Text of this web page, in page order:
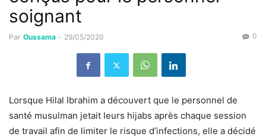
soignant
Par Oussama - 29/05/2020 0
Lorsque Hilal Ibrahim a découvert que le personnel de
santé musulman jetait leurs hijabs après chaque session
de travail afin de limiter le risque d’infections, elle a décidé